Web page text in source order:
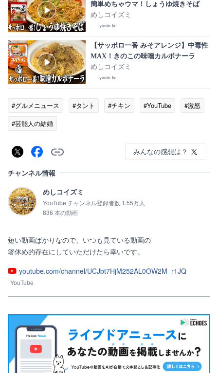
簡単めちゃウマ！しょうゆ焼きそば
めしコイズミ
youtu.be
【サッポロ一番 みそアレンジ】中毒性
MAX！きのこの味噌カルボナーラ
めしコイズミ
youtu.be
#グルメニュース #タント #チキン #YouTube
#激怒
#芸能人の結婚
みんなの感想は？
チャンネル情報
めしコイズミ
YouTube チャンネル登録者数 1.55万人
836 本の動画
短い動画ばかりなので、いつも見ている動画の
箸休め的存在にしていただけたら幸いです。
youtube.com/channel/UCJbt7HjM252AL0OW2M_r1JQ
YouTube